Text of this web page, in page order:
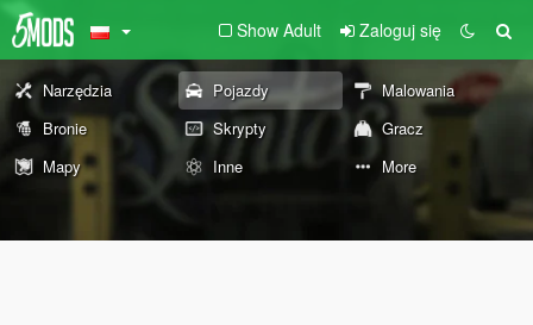
Show Adult Zaloguj się
Narzędzia Pojazdy
Malowania
Bronie
Skrypty
Gracz
Mapy
Inne More